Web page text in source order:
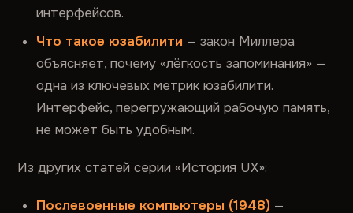
интерфейсов.
Что такое юзабилити — закон Миллера
объясняет, почему «лёгкость запоминания» —
одна из ключевых метрик юзабилити.
Интерфейс, перегружающий рабочую память,
не может быть удобным.
Из других статей серии «История UX»:
Послевоенные компьютеры (1948) —